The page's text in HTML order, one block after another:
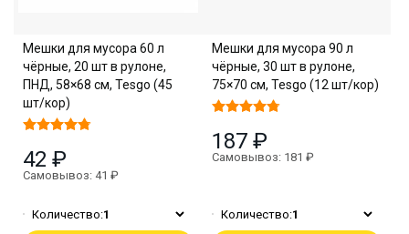
Мешки для мусора 60 л
чёрные, 20 шт в рулоне,
ПНД, 58×68 см, Tesgo (45
шт/кор)
42 ₽
Самовывоз: 41 ₽
Количество:1
Мешки для мусора 90 л
чёрные, 30 шт в рулоне,
75×70 см, Tesgo (12 шт/кор)
187 ₽
Самовывоз: 181 ₽
Количество:1